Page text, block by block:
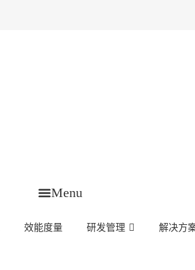
Menu
效能度量 研发管理 解决方